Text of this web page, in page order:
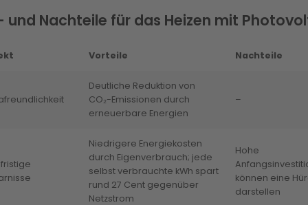
und Nachteile für das Heizen mit
Vorteile Nachteile
Deutliche Reduktion von
CO₂-Emissionen durch
erneuerbare Energien
–
Niedrigere Energiekosten
durch Eigenverbrauch; jede
selbst verbrauchte kWh spart
rund 27 Cent gegenüber
Netzstrom
Hohe
können eine
darstellen